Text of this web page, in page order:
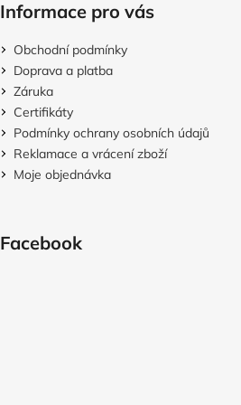
Informace pro vás
Obchodní podmínky
Doprava a platba
Záruka
Certifikáty
Podmínky ochrany osobních údajů
Reklamace a vrácení zboží
Moje objednávka
Facebook